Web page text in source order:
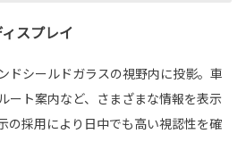
スプレイ
ドシールドガラスの視野内に投影。車
ート案内など、さまざまな情報を表示
の採用により日中でも高い視認性を確